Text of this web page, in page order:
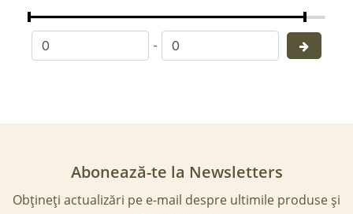
-
Abonează-te la Newsletters
Obțineți actualizări pe e-mail despre ultimile produse și